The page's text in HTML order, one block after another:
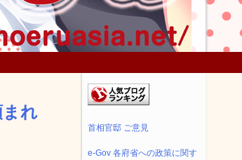
れ
首相官邸 ご意見
e-Gov 各府省への政策に関す